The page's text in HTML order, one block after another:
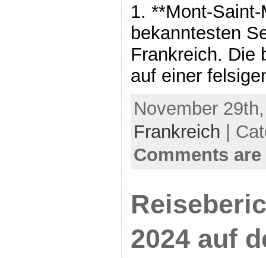
1. **Mont-
bekanntesten
Frankreich. Die
auf einer
November
Frankreich |
Comments
2024 auf